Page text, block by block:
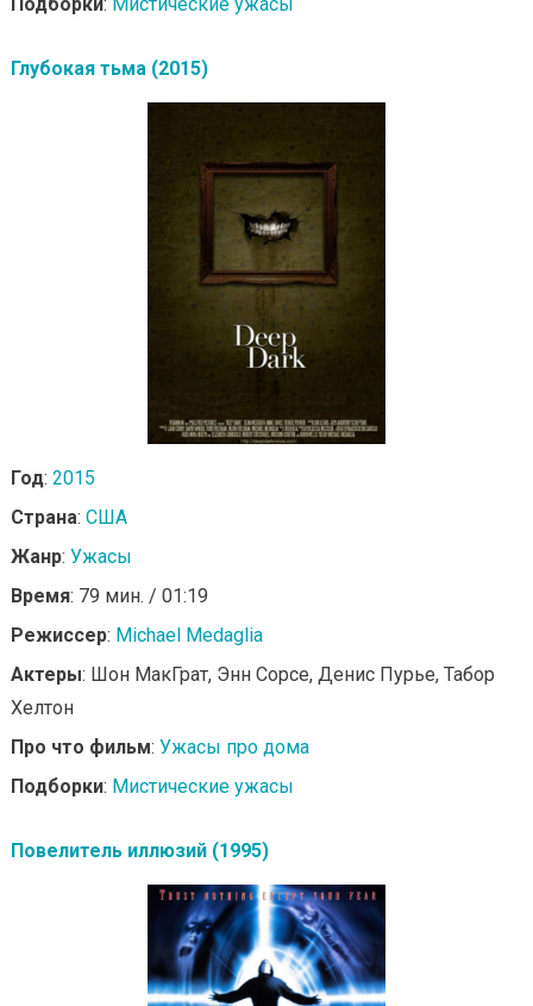
Глубокая тьма (2015)
Год: 2015
Страна: США
Жанр: Ужасы
Время: 79 мин. / 01:19
Режиссер: Michael Medaglia
Актеры: Шон МакГрат, Энн Сорсе, Денис Пурье, Табор
Хелтон
Про что фильм: Ужасы про дома
Подборки: Мистические ужасы
Повелитель иллюзий (1995)